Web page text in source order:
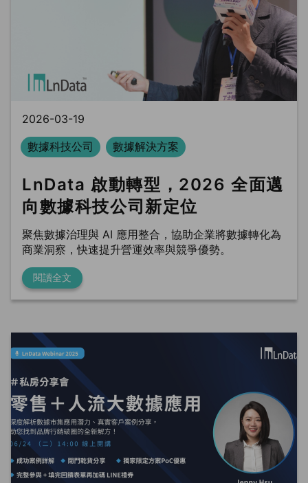
Ln{Fusion}
Data Clean Room
2026-03-19
數據科技公司
數據解決方案
LnData 啟動轉型，2026 全面邁
向數據科技公司新定位
聚焦數據治理與 AI 應用整合，協助企業將數據轉化為
商業洞察，快速提升營運效率與競爭優勢。
閱讀全文